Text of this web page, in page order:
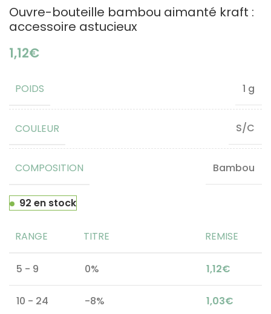
Ouvre-bouteille bambou aimanté kraft :
accessoire astucieux
€
POIDS 1 g
COULEUR S/C
COMPOSITION Bambou
92 en stock
RANGE TITRE REMISE
5 - 9 0% 1,12€
10 - 24 -8% 1,03€